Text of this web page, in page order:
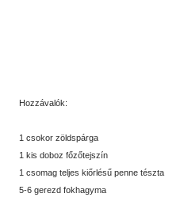
Hozzávalók:
1 csokor zöldspárga
1 kis doboz főzőtejszín
1 csomag teljes kiőrlésű penne tészta
5-6 gerezd fokhagyma